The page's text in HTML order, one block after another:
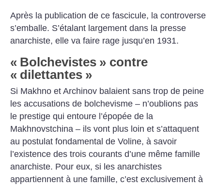
Après la publication de ce fascicule, la controverse
s’emballe. S’étalant largement dans la presse
anarchiste, elle va faire rage jusqu’en 1931.
« Bolchevistes » contre
« dilettantes »
Si Makhno et Archinov balaient sans trop de peine
les accusations de bolchevisme – n’oublions pas
le prestige qui entoure l’épopée de la
Makhnovstchina – ils vont plus loin et s’attaquent
au postulat fondamental de Voline, à savoir
l’existence des trois courants d’une même famille
anarchiste. Pour eux, si les anarchistes
appartiennent à une famille, c’est exclusivement à